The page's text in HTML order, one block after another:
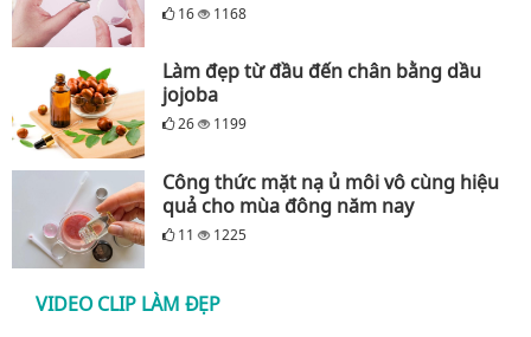
16 1168
Làm đẹp từ đầu đến chân bằng dầu
jojoba
26 1199
Công thức mặt nạ ủ môi vô cùng hiệu
quả cho mùa đông năm nay
11 1225
VIDEO CLIP LÀM ĐẸP